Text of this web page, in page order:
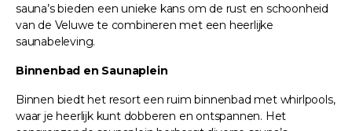
sauna’s bieden een unieke kans om de rust en schoonheid
van de Veluwe te combineren met een heerlijke
saunabeleving.
Binnenbad en Saunaplein
Binnen biedt het resort een ruim binnenbad met whirlpools,
waar je heerlijk kunt dobberen en ontspannen. Het